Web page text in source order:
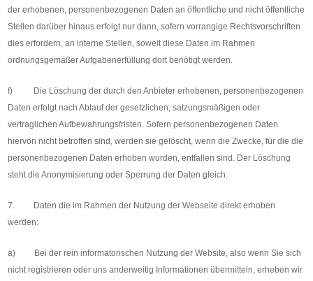
der erhobenen, personenbezogenen Daten an öffentliche und nicht öffentliche
Stellen darüber hinaus erfolgt nur dann, sofern vorrangige Rechtsvorschriften
dies erfordern, an interne Stellen, soweit diese Daten im Rahmen
ordnungsgemäßer Aufgabenerfüllung dort benötigt werden.
f) Die Löschung der durch den Anbieter erhobenen, personenbezogenen
Daten erfolgt nach Ablauf der gesetzlichen, satzungsmäßigen oder
vertraglichen Aufbewahrungsfristen. Sofern personenbezogenen Daten
hiervon nicht betroffen sind, werden sie gelöscht, wenn die Zwecke, für die die
personenbezogenen Daten erhoben wurden, entfallen sind. Der Löschung
steht die Anonymisierung oder Sperrung der Daten gleich.
7. Daten die im Rahmen der Nutzung der Webseite direkt erhoben
werden:
a) Bei der rein informatorischen Nutzung der Website, also wenn Sie sich
nicht registrieren oder uns anderweitig Informationen übermitteln, erheben wir